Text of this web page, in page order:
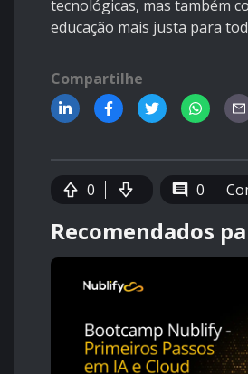
tecnológicas, mas também
educação mais justa para
Compartilhe
0 0
Recomendados